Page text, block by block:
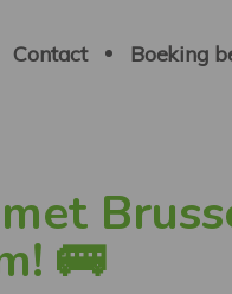
Contact Boeking
🚌